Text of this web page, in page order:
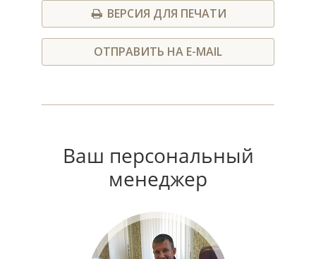
ВЕРСИЯ ДЛЯ ПЕЧАТИ
ОТПРАВИТЬ НА E-MAIL
Ваш персональный
менеджер